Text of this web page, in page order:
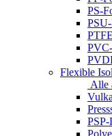
PS-
Flexible
Alle